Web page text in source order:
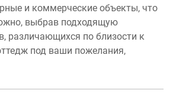
и коммерческие объекты, что
выбрав подходящую
различающихся по близости к
под ваши пожелания,